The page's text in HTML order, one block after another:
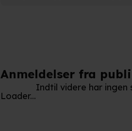
Når vi anvender cookies,
læse mere om vores brug af
Anmeldelser fra
Loader...
Indtil videre har ingen